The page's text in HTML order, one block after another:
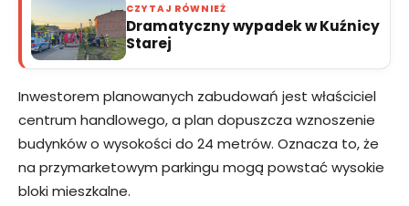
CZYTAJ RÓWNIEŻ
Dramatyczny wypadek w Kuźnicy
Starej
Inwestorem planowanych zabudowań jest właściciel
centrum handlowego, a plan dopuszcza wznoszenie
budynków o wysokości do 24 metrów. Oznacza to, że
na przymarketowym parkingu mogą powstać wysokie
bloki mieszkalne.